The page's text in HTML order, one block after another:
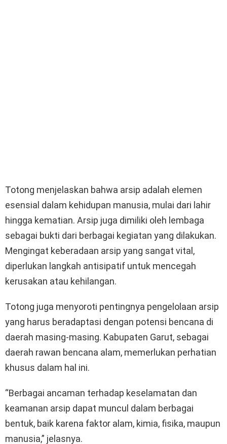
Totong menjelaskan bahwa arsip adalah elemen
esensial dalam kehidupan manusia, mulai dari lahir
hingga kematian. Arsip juga dimiliki oleh lembaga
sebagai bukti dari berbagai kegiatan yang dilakukan.
Mengingat keberadaan arsip yang sangat vital,
diperlukan langkah antisipatif untuk mencegah
kerusakan atau kehilangan.
Totong juga menyoroti pentingnya pengelolaan arsip
yang harus beradaptasi dengan potensi bencana di
daerah masing-masing. Kabupaten Garut, sebagai
daerah rawan bencana alam, memerlukan perhatian
khusus dalam hal ini.
“Berbagai ancaman terhadap keselamatan dan
keamanan arsip dapat muncul dalam berbagai
bentuk, baik karena faktor alam, kimia, fisika, maupun
manusia,” jelasnya.